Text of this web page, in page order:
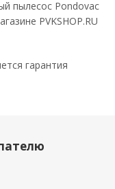
пылесос Pondovac
PVKSHOP.RU
гарантия